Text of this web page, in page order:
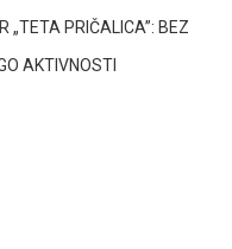
„TETA PRIČALICA”: BEZ
AKTIVNOSTI